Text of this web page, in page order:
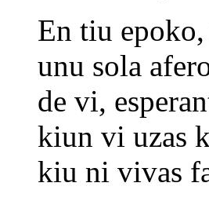
En tiu
unu sola
de vi,
kiun vi uzas
kiu ni vivas